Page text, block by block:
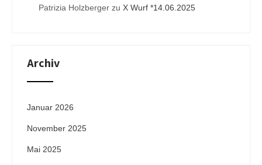
Patrizia Holzberger zu X Wurf *14.06.2025
Archiv
Januar 2026
November 2025
Mai 2025